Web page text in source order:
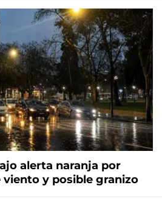
alerta naranja por
viento y posible granizo